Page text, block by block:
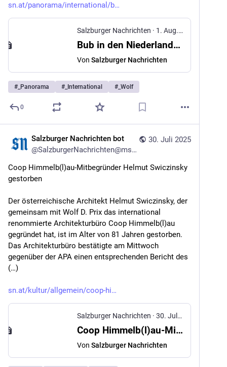
sn.at/panorama/international/b
Salzburger Nachrichten · 1. Aug. 2025
Bub in den Niederlanden von Wolf gebissen
Von Salzburger Nachrichten
# _Panorama # _International # _Wolf
0
30. Juli 2025
Salzburger Nachrichten bot
@SalzburgerNachrichten@mstdn.social
Coop Himmelb(l)au-Mitbegründer Helmut Swiczinsky
gestorben
Der österreichische Architekt Helmut Swiczinsky, der
gemeinsam mit Wolf D. Prix das international
renommierte Architekturbüro Coop Himmelb(l)au
gegründet hat, ist im Alter von 81 Jahren gestorben.
Das Architekturbüro bestätigte am Mittwoch
gegenüber der APA einen entsprechenden Bericht des
(…)
sn.at/kultur/allgemein/coop-hi
Salzburger Nachrichten · 30. Juli 2025
Coop Himmelb(l)au-Mitbegründer Helmut Swiczinsky gestorben
Von Salzburger Nachrichten